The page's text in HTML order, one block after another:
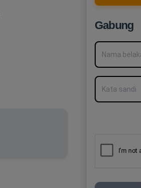
Gabung
Nama belakang
Kata sandi